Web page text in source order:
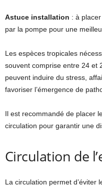
Astuce installation : à
par la pompe pour une
Les espèces tropicales
souvent comprise entre 24 et
peuvent induire du stress,
favoriser l’émergence de
Il est recommandé de placer
circulation pour garantir une
Circulation de
La circulation permet d’éviter